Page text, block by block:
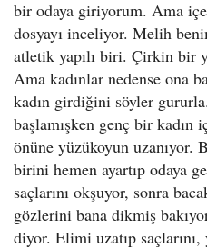
bir odaya giriyorum. Ama
dosyayı inceliyor. Melih
atletik yapılı biri. Çirkin bir
Ama kadınlar nedense ona
kadın girdiğini söyler
başlamışken genç bir
önüne yüzükoyun
birini hemen ayartıp odaya
saçlarını okşuyor, sonra
gözlerini bana dikmiş
diyor. Elimi uzatıp